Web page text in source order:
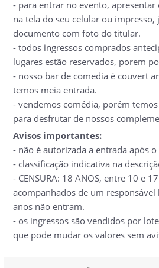
- para entrar no evento,
na tela do seu celular ou
documento com foto do titular.
- todos ingressos comprados
lugares estão reservados, porem
- nosso bar de comedia é couvert
temos meia entrada.
- vendemos comédia, porém
para desfrutar de nossos
Avisos importantes:
- não é autorizada a entrada após
- classificação indicativa na
- CENSURA: 18 ANOS, entre 10 e
acompanhados de um responsável
anos não entram.
- os ingressos são vendidos por
que pode mudar os valores sem